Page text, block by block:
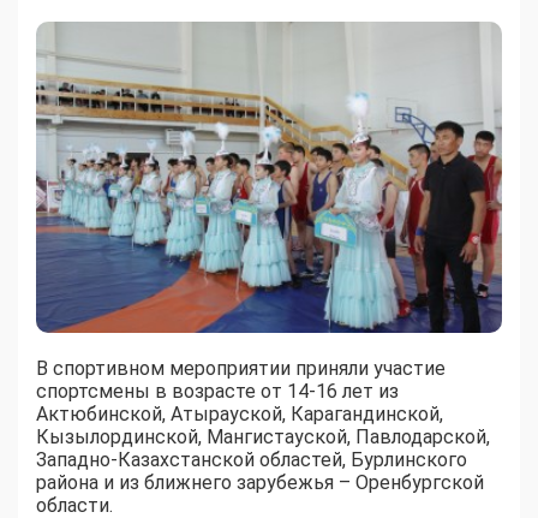
В спортивном мероприятии приняли участие
спортсмены в возрасте от 14-16 лет из
Актюбинской, Атырауской, Карагандинской,
Кызылординской, Мангистауской, Павлодарской,
Западно-Казахстанской областей, Бурлинского
района и из ближнего зарубежья – Оренбургской
области.